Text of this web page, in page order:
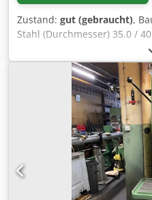
Zustand: gut (gebraucht),
Stahl (Durchmesser) 35.0 /
Bohrhub 180 mm Drehzahl
615 x 420 mm
0.2 / 0.3 mm/U
0.9 / 1.5 kW Gewicht 450 kg
1850 mm Ausstattung: -
stufenlose
automatischer
mit elektromagnetischer
Motor - R/L Lauf der
Maschinentisch mit 2x T-
Handkurbel - NOT Aus